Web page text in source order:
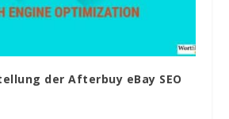
der Afterbuy eBay SEO